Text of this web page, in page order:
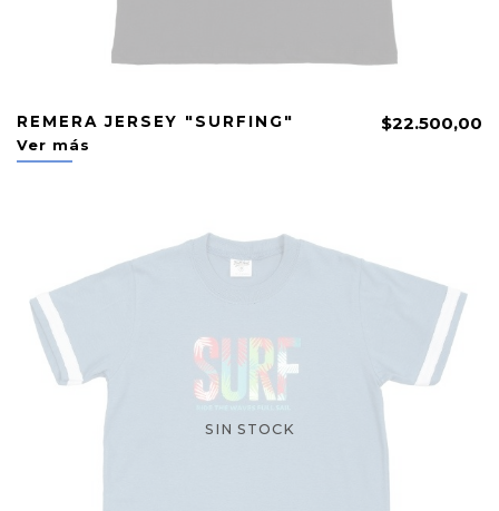
REMERA JERSEY "SURFING" $22.500,00
Ver más
SIN STOCK